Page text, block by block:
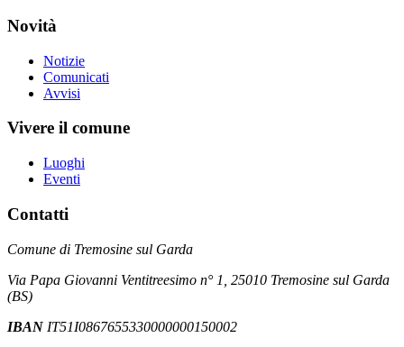
Novità
Notizie
Comunicati
Avvisi
Vivere il comune
Luoghi
Eventi
Contatti
Comune di Tremosine sul Garda
Via Papa Giovanni Ventitreesimo n° 1, 25010 Tremosine sul Garda
(BS)
IBAN IT51I0867655330000000150002